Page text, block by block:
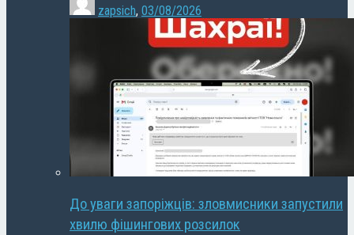
zapsich, 03/08/2026
До уваги запоріжців: зловмисники запустили
хвилю фішингових розсилок